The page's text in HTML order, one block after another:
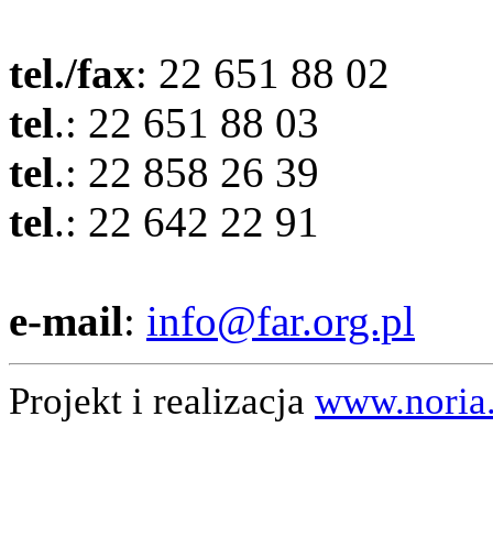
tel./fax: 22 651 88 02
tel.: 22 651 88 03
tel.: 22 858 26 39
tel.: 22 642 22 91
e-mail: info@far.org.pl
Projekt i realizacja